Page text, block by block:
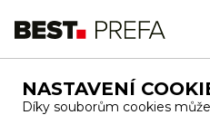
NASTAVENÍ
Díky souborům cookies